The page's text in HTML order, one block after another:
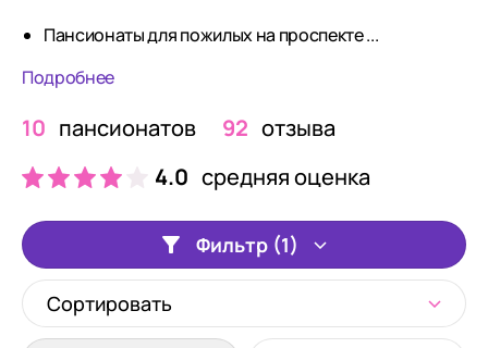
Пансионаты для пожилых на проспекте ...
Подробнее
10 пансионатов 92 отзыва
4.0 средняя оценка
Фильтр (1)
Сортировать